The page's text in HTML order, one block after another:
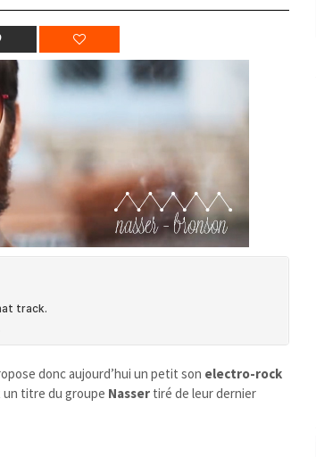
donc aujourd’hui un petit son electro-rock
titre du groupe Nasser tiré de leur dernier